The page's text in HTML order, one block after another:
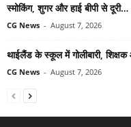
स्मोकिंग, शुगर और हाई बीपी से
CG News - August 7, 2026
थाईलैंड के स्कूल में गोलीबारी,
CG News - August 7, 2026